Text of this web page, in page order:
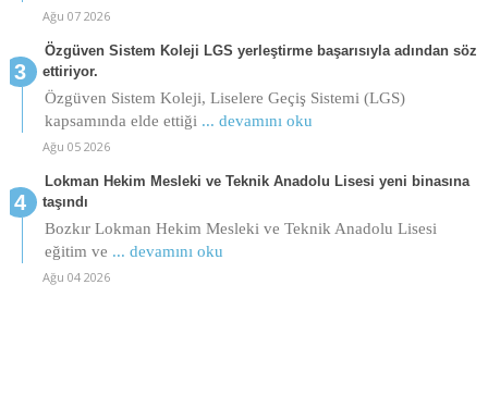
Ağu 07 2026
Özgüven Sistem Koleji LGS yerleştirme başarısıyla adından söz
ettiriyor.
Özgüven Sistem Koleji, Liselere Geçiş Sistemi (LGS)
kapsamında elde ettiği ... devamını oku
Ağu 05 2026
Lokman Hekim Mesleki ve Teknik Anadolu Lisesi yeni binasına
taşındı
Bozkır Lokman Hekim Mesleki ve Teknik Anadolu Lisesi
eğitim ve ... devamını oku
Ağu 04 2026